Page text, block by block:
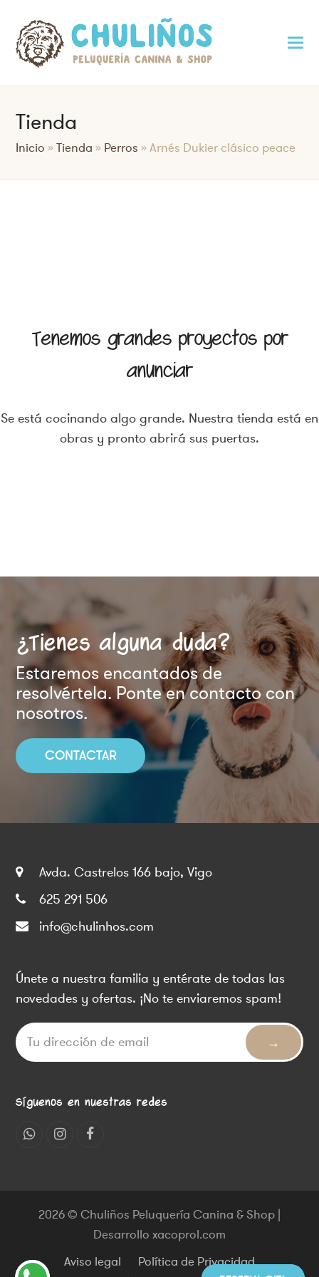
Tienda
Inicio »Tienda » Perros »Arnés Dukier clásico peace
Tenemos grandes proyectos por
anunciar
Se está cocinando algo grande. Nuestra tienda está en
obras y pronto abrirá sus puertas.
¿Tienes alguna duda?
Estaremos encantados de
resolvértela. Ponte en contacto con
nosotros.
CONTACTAR
Avda. Castrelos 166 bajo, Vigo
625 291 506
info@chulinhos.com
Únete a nuestra familia y entérate de todas las
novedades y ofertas. ¡No te enviaremos spam!
Síguenos en nuestras redes
Whatsapp
InstagramFacebook
2026 © Chuliños Peluquería Canina & Shop |
Desarrollo xacoprol.com
Aviso legal
Política de Privacidad